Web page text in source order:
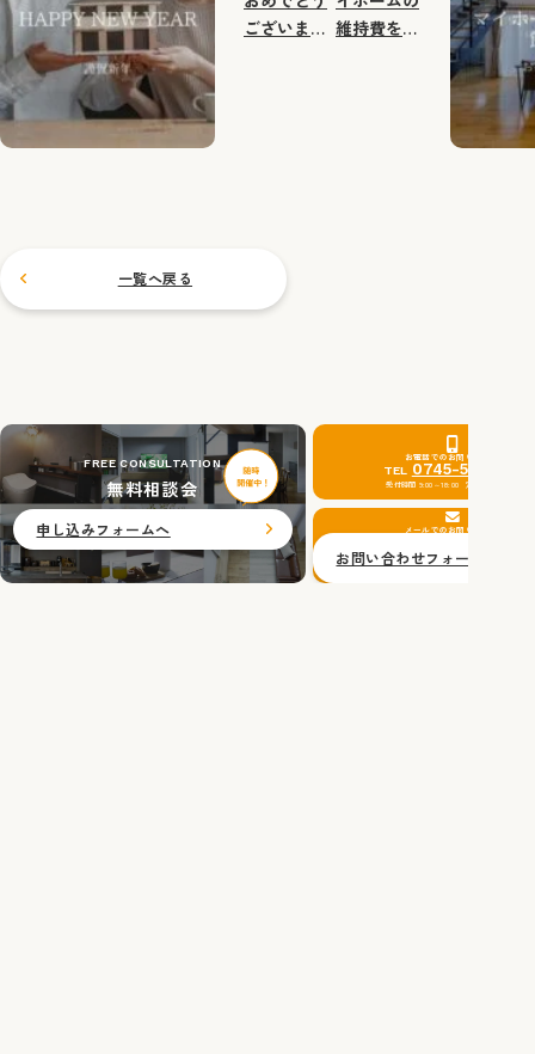
ございま
維持費を節
一覧へ戻る
FREE CONSULTATION
無料相談会
申し込みフォームへ
お電話でのお問い合わせ
TEL 0745-51-0201
受付時間 9:00～18:00 定休日：水曜日
メールでのお問い合わせ
お問い合わせフォームへ